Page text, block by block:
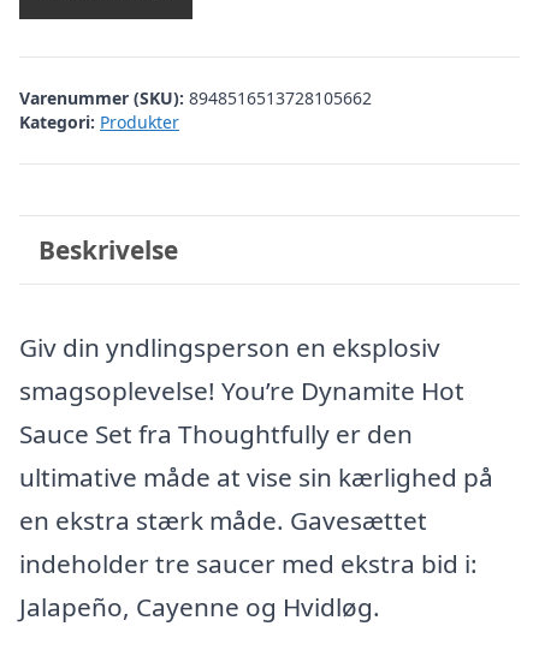
Varenummer (SKU): 8948516513728105662
Kategori: Produkter
Beskrivelse
Giv din yndlingsperson en eksplosiv
smagsoplevelse! You’re Dynamite Hot
Sauce Set fra Thoughtfully er den
ultimative måde at vise sin kærlighed på
en ekstra stærk måde. Gavesættet
indeholder tre saucer med ekstra bid i:
Jalapeño, Cayenne og Hvidløg.